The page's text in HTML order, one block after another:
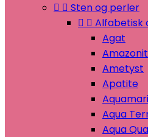
  Sten og perler
  Alfabetisk
Agat
Amazonit
Ametyst
Apatite
Aqua
Aqua